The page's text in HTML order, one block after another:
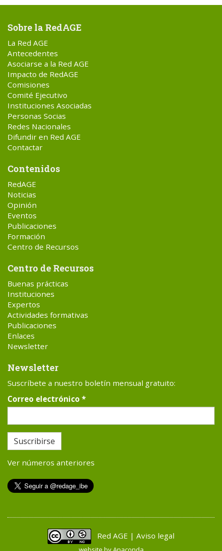
Sobre la RedAGE
La Red AGE
Antecedentes
Asociarse a la Red AGE
Impacto de RedAGE
Comisiones
Comité Ejecutivo
Instituciones Asociadas
Personas Socias
Redes Nacionales
Difundir en Red AGE
Contactar
Contenidos
RedAGE
Noticias
Opinión
Eventos
Publicaciones
Formación
Centro de Recursos
Centro de Recursos
Buenas prácticas
Instituciones
Expertos
Actividades formativas
Publicaciones
Enlaces
Newsletter
Newsletter
Suscríbete a nuestro boletín mensual gratuito:
Correo electrónico *
Suscribirse
Ver números anteriores
Red AGE | Aviso legal